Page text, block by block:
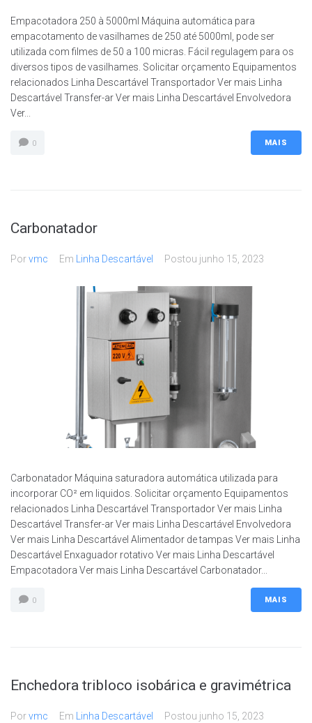
Empacotadora 250 à 5000ml Máquina automática para
empacotamento de vasilhames de 250 até 5000ml, pode ser
utilizada com filmes de 50 a 100 micras. Fácil regulagem para os
diversos tipos de vasilhames. Solicitar orçamento Equipamentos
relacionados Linha Descartável Transportador Ver mais Linha
Descartável Transfer-ar Ver mais Linha Descartável Envolvedora
Ver...
0 MAIS
Carbonatador
Porvmc Em Linha Descartável Postou junho 15, 2023
Carbonatador Máquina saturadora automática utilizada para
incorporar CO² em liquidos. Solicitar orçamento Equipamentos
relacionados Linha Descartável Transportador Ver mais Linha
Descartável Transfer-ar Ver mais Linha Descartável Envolvedora
Ver mais Linha Descartável Alimentador de tampas Ver mais Linha
Descartável Enxaguador rotativo Ver mais Linha Descartável
Empacotadora Ver mais Linha Descartável Carbonatador...
0 MAIS
Enchedora tribloco isobárica e gravimétrica
Porvmc Em Linha Descartável Postou junho 15, 2023